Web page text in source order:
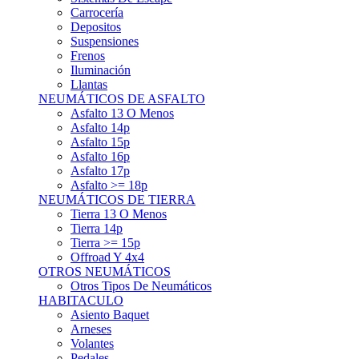
Depositos
Suspensiones
Frenos
Iluminación
Llantas
NEUMÁTICOS DE ASFALTO
Asfalto 13 O Menos
Asfalto 14p
Asfalto 15p
Asfalto 16p
Asfalto 17p
Asfalto >= 18p
NEUMÁTICOS DE TIERRA
Tierra 13 O Menos
Tierra 14p
Tierra >= 15p
Offroad Y 4x4
OTROS NEUMÁTICOS
Otros Tipos De Neumáticos
HABITACULO
Asiento Baquet
Arneses
Volantes
Pedales
Extinción